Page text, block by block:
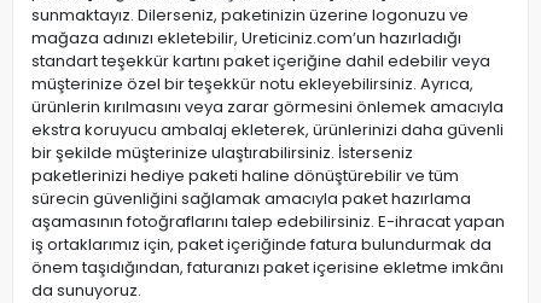
sunmaktayız. Dilerseniz, paketinizin üzerine logonuzu ve
mağaza adınızı ekletebilir, Ureticiniz.com’un hazırladığı
standart teşekkür kartını paket içeriğine dahil edebilir veya
müşterinize özel bir teşekkür notu ekleyebilirsiniz. Ayrıca,
ürünlerin kırılmasını veya zarar görmesini önlemek amacıyla
ekstra koruyucu ambalaj ekleterek, ürünlerinizi daha güvenli
bir şekilde müşterinize ulaştırabilirsiniz. İsterseniz
paketlerinizi hediye paketi haline dönüştürebilir ve tüm
sürecin güvenliğini sağlamak amacıyla paket hazırlama
aşamasının fotoğraflarını talep edebilirsiniz. E-ihracat yapan
iş ortaklarımız için, paket içeriğinde fatura bulundurmak da
önem taşıdığından, faturanızı paket içerisine ekletme imkânı
da sunuyoruz.